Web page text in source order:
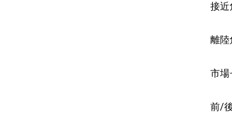
接近
離陸
市場
前/